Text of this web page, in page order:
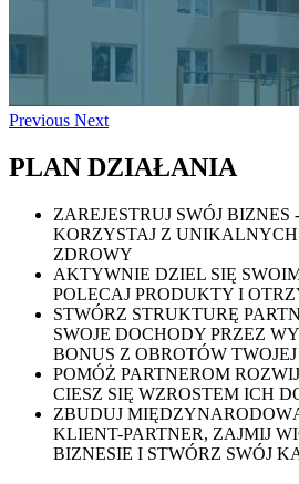
Previous Next
PLAN DZIAŁANIA
ZAREJESTRUJ SWÓJ BIZNES
KORZYSTAJ Z
ZDROWY
AKTYWNIE DZIEL SIĘ
POLECAJ PRODUKTY I
STWÓRZ STRUKTURĘ
SWOJE DOCHODY PRZEZ
BONUS Z OBROTÓW
POMÓŻ PARTNEROM
CIESZ SIĘ WZROSTEM ICH
ZBUDUJ
KLIENT-PARTNER, ZAJMIJ
BIZNESIE I STWÓRZ SWÓJ